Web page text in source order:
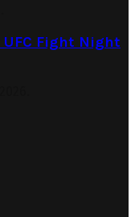
Fight Night